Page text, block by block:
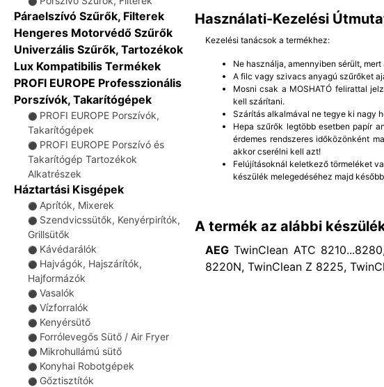
Páraelszívó Szűrők, Filterek
Hengeres Motorvédő Szűrők
Univerzális Szűrők, Tartozékok
Lux Kompatibilis Termékek
PROFI EUROPE Professzionális
Porszívók, Takarítógépek
⚫ PROFI EUROPE Porszívók,
Takarítógépek
⚫ PROFI EUROPE Porszívó és
Takarítógép Tartozékok
Alkatrészek
Háztartási Kisgépek
⚫ Aprítók, Mixerek
⚫ Szendvicssütők, Kenyérpirítók,
Grillsütők
⚫ Kávédarálók
⚫ Hajvágók, Hajszárítók,
Hajformázók
⚫ Vasalók
⚫ Vízforralók
⚫ Kenyérsütő
⚫ Forrólevegős Sütő / Air Fryer
⚫ Mikrohullámú sütő
⚫ Konyhai Robotgépek
⚫ Gőztisztítók
Használati-Kezelési
Kezelési tanácsok a termékhez:
Ne használja, amennyiben sérült,
A filc vagy szivacs anyagú szűrőket
Mosni csak a MOSHATÓ felirattal
kell szárítani.
Szárítás alkalmával ne tegye ki nagy
Hepa szűrők legtöbb esetben papír
érdemes rendszeres időközönként
akkor cserélni kell azt!
Felújításoknál keletkező törmeléket
készülék melegedéséhez majd
A termék az alábbi
AEG TwinClean ATC
8220N, TwinClean Z 8225,